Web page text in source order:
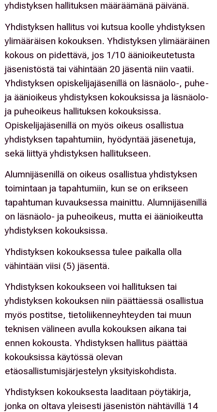
yhdistyksen hallituksen määräämänä päivänä.
Yhdistyksen hallitus voi kutsua koolle yhdistyksen
ylimääräisen kokouksen. Yhdistyksen ylimääräinen
kokous on pidettävä, jos 1/10 äänioikeutetusta
jäsenistöstä tai vähintään 20 jäsentä niin vaatii.
Yhdistyksen opiskelijajäsenillä on läsnäolo-, puhe-
ja äänioikeus yhdistyksen kokouksissa ja läsnäolo-
ja puheoikeus hallituksen kokouksissa.
Opiskelijajäsenillä on myös oikeus osallistua
yhdistyksen tapahtumiin, hyödyntää jäsenetuja,
sekä liittyä yhdistyksen hallitukseen.
Alumnijäsenillä on oikeus osallistua yhdistyksen
toimintaan ja tapahtumiin, kun se on erikseen
tapahtuman kuvauksessa mainittu. Alumnijäsenillä
on läsnäolo- ja puheoikeus, mutta ei äänioikeutta
yhdistyksen kokouksissa.
Yhdistyksen kokouksessa tulee paikalla olla
vähintään viisi (5) jäsentä.
Yhdistyksen kokoukseen voi hallituksen tai
yhdistyksen kokouksen niin päättäessä osallistua
myös postitse, tietoliikenneyhteyden tai muun
teknisen välineen avulla kokouksen aikana tai
ennen kokousta. Yhdistyksen hallitus päättää
kokouksissa käytössä olevan
etäosallistumisjärjestelyn yksityiskohdista.
Yhdistyksen kokouksesta laaditaan pöytäkirja,
jonka on oltava yleisesti jäsenistön nähtävillä 14